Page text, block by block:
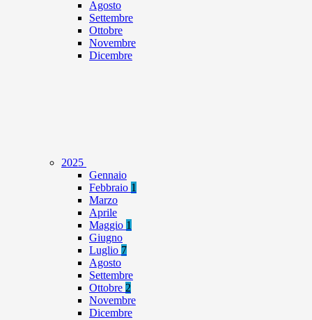
Agosto
Settembre
Ottobre
Novembre
Dicembre
2025
Gennaio
Febbraio 1
Marzo
Aprile
Maggio 1
Giugno
Luglio 7
Agosto
Settembre
Ottobre 2
Novembre
Dicembre